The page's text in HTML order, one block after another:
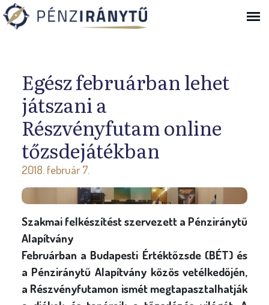
Ugrás a navigációhoz
Egész februárban lehet
játszani a
Részvényfutam online
tőzsdejátékban
2018. február 7.
Szakmai felkészítést szervezett a Pénziránytű
Alapítvány
Februárban a Budapesti Értéktőzsde (BÉT) és
a Pénziránytű Alapítvány közös vetélkedőjén,
a Részvényfutamon ismét megtapasztalhatják